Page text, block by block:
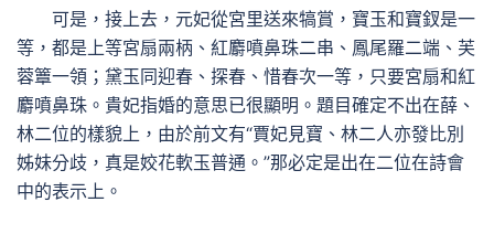
可是，接上去，元妃從宮里送來犒賞，寶玉和寶釵是一
等，都是上等宮扇兩柄、紅麝噴鼻珠二串、鳳尾羅二端、芙
蓉簟一領；黛玉同迎春、探春、惜春次一等，只要宮扇和紅
麝噴鼻珠。貴妃指婚的意思已很顯明。題目確定不出在薛、
林二位的樣貌上，由於前文有“賈妃見寶、林二人亦發比別
姊妹分歧，真是姣花軟玉普通。”那必定是出在二位在詩會
中的表示上。